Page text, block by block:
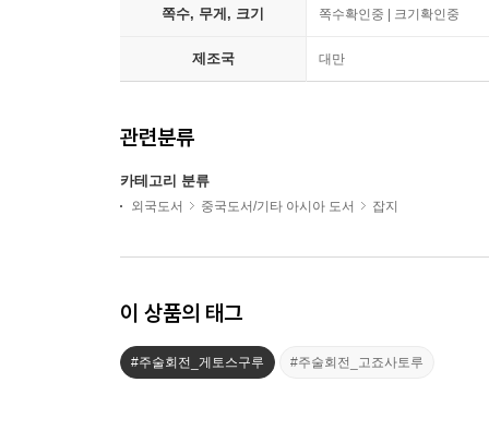
쪽수, 무게, 크기 쪽수확인중 | 크기확인중
제조국 대만
관련분류
카테고리 분류
외국도서 중국도서/기타 아시아 도서 잡지
이 상품의 태그
#주술회전_게토스구루 #주술회전_고죠사토루